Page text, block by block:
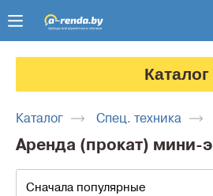
Каталог
Каталог Спец. техника
Аренда (прокат) мини-
Сначала популярные